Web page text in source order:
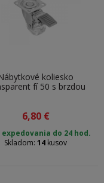
koliesko
fí 50 s brzdou
6,80 €
expedovania do 24 hod.
Skladom: 14 kusov